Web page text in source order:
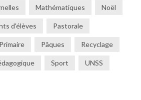
Mathématiques Noël
d'élèves Pastorale
Primaire Pâques Recyclage
Sport UNSS